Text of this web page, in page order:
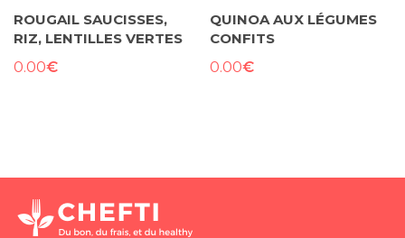
ROUGAIL SAUCISSES,
RIZ, LENTILLES VERTES
0.00€
QUINOA AUX LÉGUMES
CONFITS
0.00€